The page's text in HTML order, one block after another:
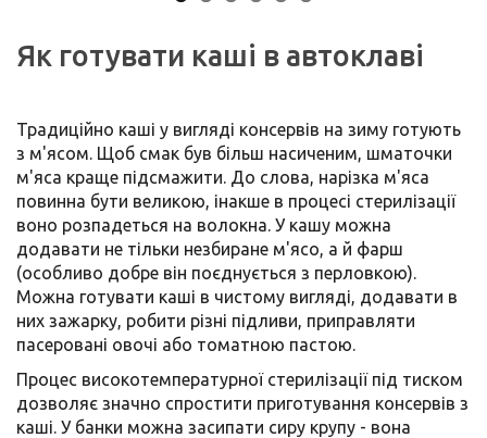
Як готувати каші в автоклаві
Традиційно каші у вигляді консервів на зиму готують
з м'ясом. Щоб смак був більш насиченим, шматочки
м'яса краще підсмажити. До слова, нарізка м'яса
повинна бути великою, інакше в процесі стерилізації
воно розпадеться на волокна. У кашу можна
додавати не тільки незбиране м'ясо, а й фарш
(особливо добре він поєднується з перловкою).
Можна готувати каші в чистому вигляді, додавати в
них зажарку, робити різні підливи, приправляти
пасеровані овочі або томатною пастою.
Процес високотемпературної стерилізації під тиском
дозволяє значно спростити приготування консервів з
каші. У банки можна засипати сиру крупу - вона